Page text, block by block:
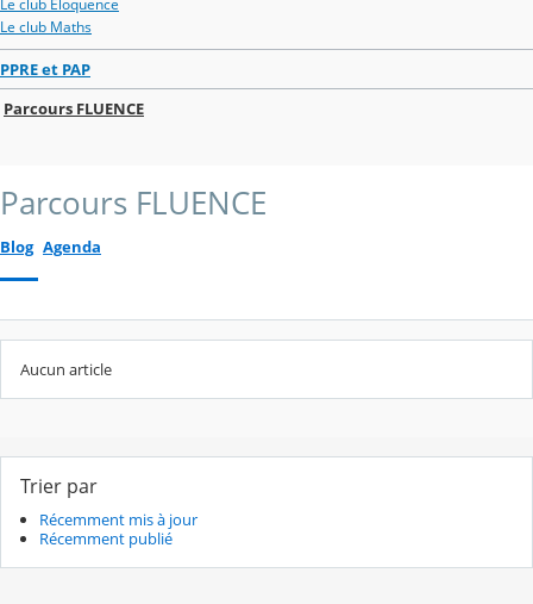
Le club Maths
PPRE et PAP
Parcours FLUENCE
Parcours FLUENCE
Blog Agenda
Aucun article
Trier par
Récemment mis à jour
Récemment publié